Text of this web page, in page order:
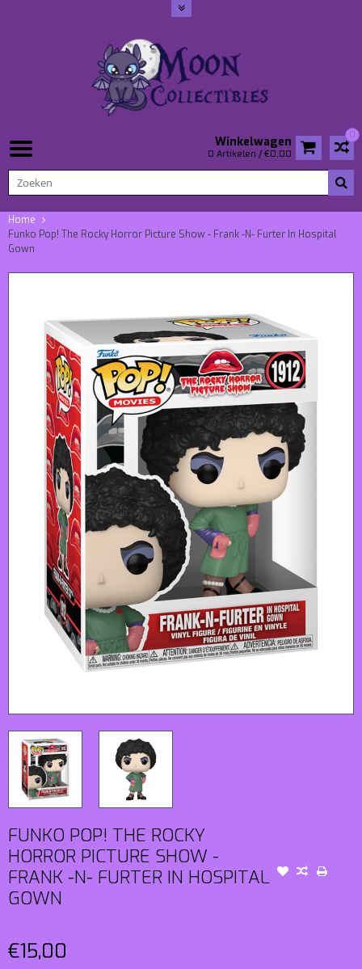
0
Winkelwagen
0 Artikelen / €0,00
Home
Funko Pop! The Rocky Horror Picture Show - Frank -N- Furter In Hospital
Gown
FUNKO POP! THE ROCKY
HORROR PICTURE SHOW -
FRANK -N- FURTER IN HOSPITAL
GOWN
€15,00